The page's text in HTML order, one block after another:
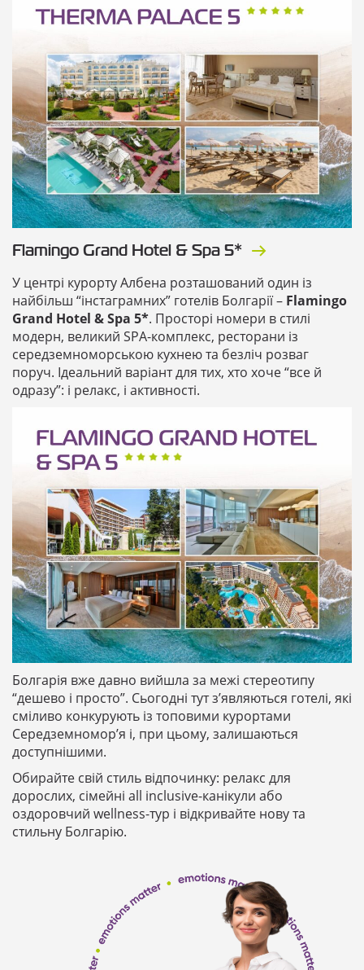
Flamingo Grand Hotel & Spa 5*
У центрі курорту Албена розташований один із
найбільш “інстаграмних” готелів Болгарії – Flamingo
Grand Hotel & Spa 5*. Просторі номери в стилі
модерн, великий SPA-комплекс, ресторани із
середземноморською кухнею та безліч розваг
поруч. Ідеальний варіант для тих, хто хоче “все й
одразу”: і релакс, і активності.
Болгарія вже давно вийшла за межі стереотипу
“дешево і просто”. Сьогодні тут з’являються готелі, які
сміливо конкурують із топовими курортами
Середземномор’я і, при цьому, залишаються
доступнішими.
Обирайте свій стиль відпочинку: релакс для
дорослих, сімейні all inclusive-канікули або
оздоровчий wellness-тур і відкривайте нову та
стильну Болгарію.